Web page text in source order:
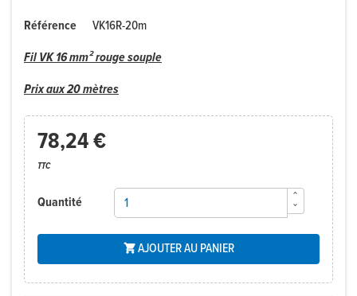
Référence
VK16R-20m
Fil VK 16 mm² rouge souple
Prix aux 20 mètres
78,24 €
TTC
Quantité
AJOUTER AU PANIER